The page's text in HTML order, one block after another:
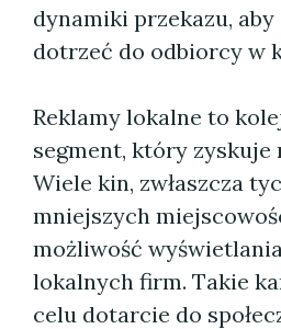
dynamiki przekazu,
dotrzeć do odbiorcy w
Reklamy lokalne to
segment, który zyskuje
Wiele kin, zwłaszcza
mniejszych
możliwość
lokalnych firm. Takie
celu dotarcie do